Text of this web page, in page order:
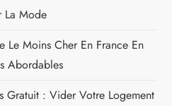
La Mode
Le Moins Cher En France En
Abordables
Gratuit : Vider Votre Logement